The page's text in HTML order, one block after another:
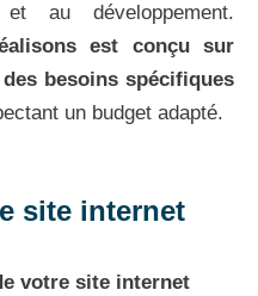
et au développement.
est conçu sur
besoins spécifiques
un budget adapté.
site internet
votre site internet